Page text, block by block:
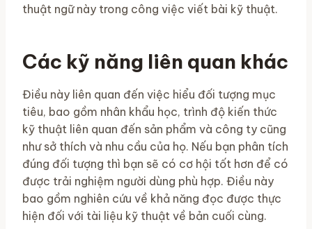
thuật ngữ này trong công việc viết bài kỹ thuật.
Các kỹ năng liên quan khác
Điều này liên quan đến việc hiểu đối tượng mục
tiêu, bao gồm nhân khẩu học, trình độ kiến ​​thức
kỹ thuật liên quan đến sản phẩm và công ty cũng
như sở thích và nhu cầu của họ. Nếu bạn phân tích
đúng đối tượng thì bạn sẽ có cơ hội tốt hơn để có
được trải nghiệm người dùng phù hợp. Điều này
bao gồm nghiên cứu về khả năng đọc được thực
hiện đối với tài liệu kỹ thuật về bản cuối cùng.